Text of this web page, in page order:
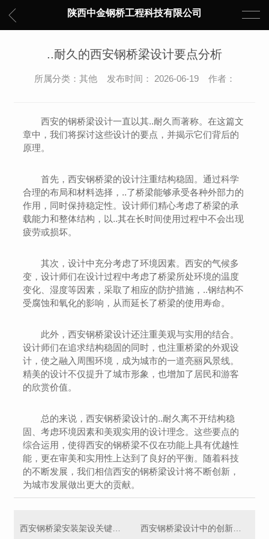
陕西中金钢桥工程科技有限公司
..耐久的西安钢桥梁设计要点分析
所属分类：其他 发布时间： 2026-06-19 作者：
西安的钢桥梁设计一直以其..耐久而著称。在这篇文
章中，我们将探讨这些设计的要点，并揭示它们背后的
原理。
首先，西安钢桥梁的设计注重结构稳固。通过科学
合理的布局和材料选择，..了桥梁能够承受各种外部力的
作用，同时保持稳定性。设计师们精心考虑了桥梁的承
载能力和整体结构，以..其在长时间使用过程中不会出现
疲劳或损坏。
其次，设计中充分考虑了环境因素。西安的气候多
变，设计师们在设计过程中考虑了桥梁所处环境的温度
变化、湿度等因素，采取了相应的防护措施，..钢结构不
受腐蚀和氧化的影响，从而延长了桥梁的使用寿命。
此外，西安钢桥梁设计还注重美观与实用的结合。
设计师们在追求结构稳固的同时，也注重桥梁的外观设
计，使之融入周围环境，成为城市的一道亮丽风景线。
精美的设计不仅提升了城市形象，也增加了居民和游客
的欣赏价值。
总的来说，西安钢桥梁设计的..耐久离不开结构稳
固、考虑环境因素和美观实用的设计理念。这些要点的
综合运用，使得西安的钢桥梁不仅在功能上具有优越性
能，更在审美和实用性上达到了良好的平衡。随着科技
的不断发展，我们相信西安的钢桥梁设计将不断创新，
为城市发展做出更大的贡献。